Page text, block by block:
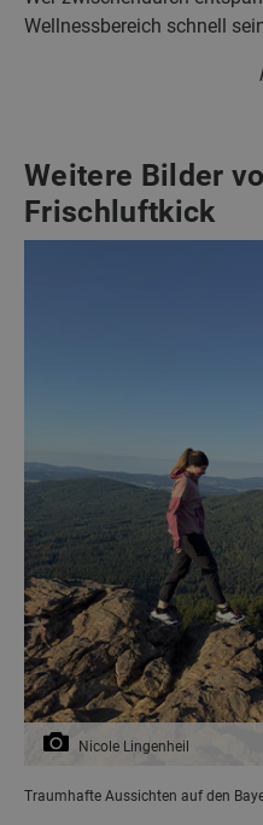
Wellnessbereich schnell
Weitere Bilder
Frischluftkick
Nicole Lingenheil
Traumhafte Aussichten auf den